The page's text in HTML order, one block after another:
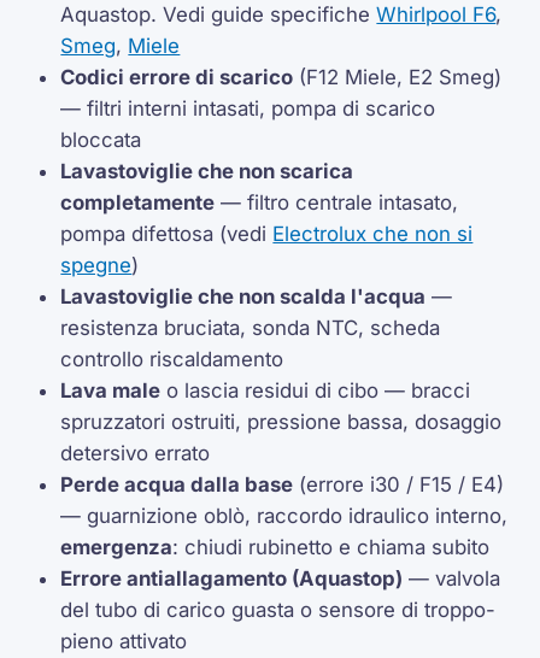
Aquastop. Vedi guide specificheWhirlpool F6,
Smeg, Miele
Codici errore di scarico (F12 Miele, E2 Smeg)
— filtri interni intasati, pompa di scarico
bloccata
Lavastoviglie che non scarica
completamente — filtro centrale intasato,
pompa difettosa (vedi Electrolux che non si
spegne)
Lavastoviglie che non scalda l'acqua —
resistenza bruciata, sonda NTC, scheda
controllo riscaldamento
Lava male o lascia residui di cibo — bracci
spruzzatori ostruiti, pressione bassa, dosaggio
detersivo errato
Perde acqua dalla base (errore i30 / F15 / E4)
— guarnizione oblò, raccordo idraulico interno,
emergenza: chiudi rubinetto e chiama subito
Errore antiallagamento (Aquastop) — valvola
del tubo di carico guasta o sensore di troppo-
pieno attivato